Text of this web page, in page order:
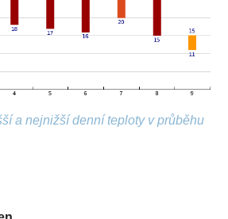
a nejnižší denní teploty v průběhu